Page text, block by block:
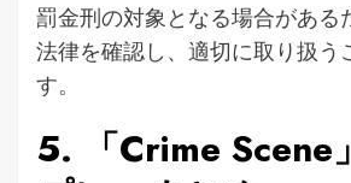
罰金刑の対象となる場合がある
法律を確認し、適切に取り扱う
す。
5. 「Crime Scene